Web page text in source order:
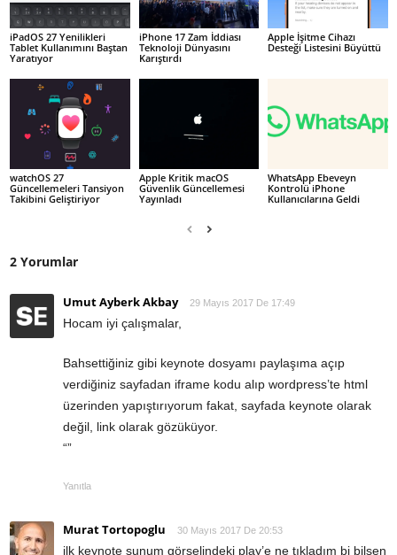
iPadOS 27 Yenilikleri
Tablet Kullanımını Baştan
Yaratıyor
iPhone 17 Zam İddiası
Teknoloji Dünyasını
Karıştırdı
Apple İşitme Cihazı
Desteği Listesini Büyüttü
watchOS 27
Güncellemeleri Tansiyon
Takibini Geliştiriyor
Apple Kritik macOS
Güvenlik Güncellemesi
Yayınladı
WhatsApp Ebeveyn
Kontrolü iPhone
Kullanıcılarına Geldi
2 Yorumlar
Umut Ayberk Akbay 29 Mayıs 2017 De 17:49
Hocam iyi çalışmalar,
Bahsettiğiniz gibi keynote dosyamı paylaşıma açıp
verdiğiniz sayfadan iframe kodu alıp wordpress’te html
üzerinden yapıştırıyorum fakat, sayfada keynote olarak
değil, link olarak gözüküyor.
“”
Yanıtla
Murat Tortopoglu 30 Mayıs 2017 De 20:53
ilk keynote sunum görselindeki play’e ne tıkladım bi bilsen